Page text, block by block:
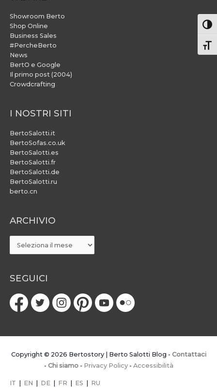
Showroom Berto
Shop Online
Business Sales
#PercheBerto
News
BertO e Google
Il primo post (2004)
Crowdcrafting
I NOSTRI SITI
BertoSalotti.it
BertoSofas.co.uk
BertoSalotti.es
BertoSalotti.fr
BertoSalotti.de
BertoSalotti.ru
berto.cn
ARCHIVIO
ARCHIVIO
SEGUICI
Copyright © 2026 Bertostory | Berto Salotti Blog - Contattaci
- Chi siamo- Privacy Policy- Accessibilità
IT | EN | DE | FR | ES | RU